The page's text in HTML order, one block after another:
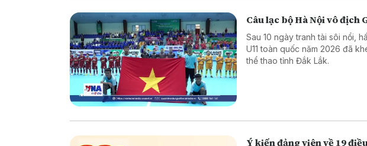
Câu lạc bộ Hà Nội vô địch
Sau 10 ngày tranh tài sôi nổi,
U11 toàn quốc năm 2026 đã
thể thao tỉnh Đắk Lắk.
Ý kiến đảng viên về 19